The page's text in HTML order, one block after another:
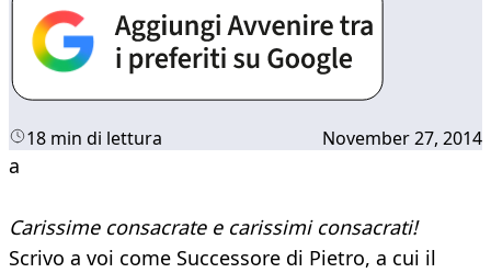
18 min di lettura November 27, 2014
a
Carissime consacrate e carissimi consacrati!
Scrivo a voi come Successore di Pietro, a cui il